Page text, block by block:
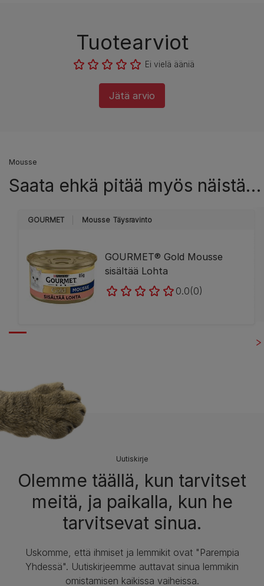
Tuotearviot
Ei vielä ääniä
Jätä arvio
Mousse
Saata ehkä pitää myös näistä…
GOURMET Mousse Täysravinto
GOURMET® Gold Mousse
sisältää Lohta
0.0(0)
Uutiskirje
Olemme täällä, kun tarvitset
meitä, ja paikalla, kun he
tarvitsevat sinua.
Uskomme, että ihmiset ja lemmikit ovat "Parempia
Yhdessä". Uutiskirjeemme auttavat sinua lemmikin
omistamisen kaikissa vaiheissa.